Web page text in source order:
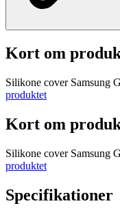
Kort om
Silikone cover Samsung
produktet
Kort om
Silikone cover Samsung
produktet
Specifikationer